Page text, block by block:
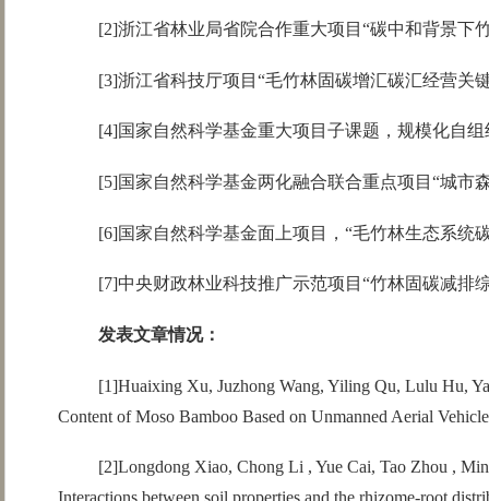
[2]浙江省林业局省院合作重大项目“碳中和背景下
[3]浙江省科技厅项目“毛竹林固碳增汇碳汇经营关
[4]国家自然科学基金重大项目子课题，规模化自
[5]国家自然科学基金两化融合联合重点项目“城市
[6]国家自然科学基金面上项目，“毛竹林生态系统
[7]中央财政林业科技推广示范项目“竹林固碳减排
发表文章情况：
[1]Huaixing Xu, Juzhong Wang, Yiling Qu, Lulu Hu,
Content of Moso Bamboo Based on Unmanned Aerial
[2]Longdong Xiao, Chong Li , Yue Cai, Tao Zhou ,